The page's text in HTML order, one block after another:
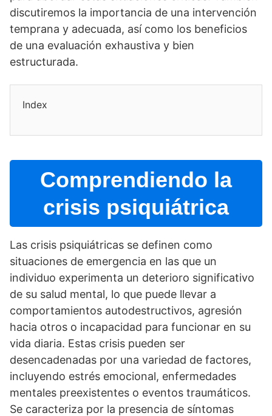
discutiremos la importancia de una intervención
temprana y adecuada, así­ como los beneficios
de una evaluación exhaustiva y bien
estructurada.
Index
Comprendiendo la
crisis psiquiátrica
Las crisis psiquiátricas se definen como
situaciones de emergencia en las que un
individuo experimenta un deterioro significativo
de su salud mental, lo que puede llevar a
comportamientos autodestructivos, agresión
hacia otros o incapacidad para funcionar en su
vida diaria. Estas crisis pueden ser
desencadenadas por una variedad de factores,
incluyendo estrés emocional, enfermedades
mentales preexistentes o eventos traumáticos.
Se caracteriza por la presencia de sí­ntomas